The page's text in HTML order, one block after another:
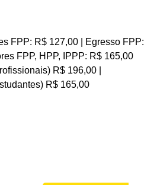
FPP: R$ 127,00 | Egresso FPP:
FPP, HPP, IPPP: R$ 165,00
R$ 196,00 |
R$ 165,00